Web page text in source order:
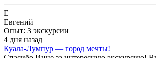
Е
Евгений
Опыт: 3 экскурсии
4 дня назад
Куала-Лумпур — город мечты!